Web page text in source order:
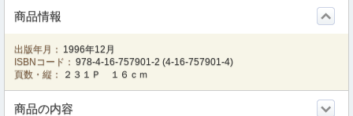
商品情報
出版年月： 1996年12月
ISBNコード： 978-4-16-757901-2 (4-16-757901-4)
頁数・縦：
２３１Ｐ １６ｃｍ
商品の内容